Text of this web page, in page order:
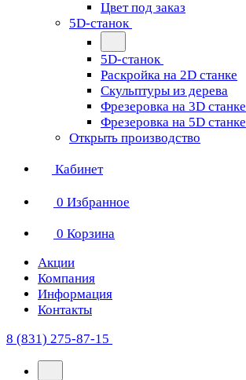
Цвет под заказ
5D-станок
5D-станок
Раскройка на 2D станке
Скульптуры из дерева
Фрезеровка на 3D станке
Фрезеровка на 5D станке
Открыть производство
Кабинет
0 Избранное
0 Корзина
Акции
Компания
Информация
Контакты
8 (831) 275-87-15